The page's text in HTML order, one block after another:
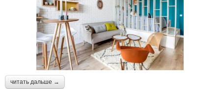
читать дальше →